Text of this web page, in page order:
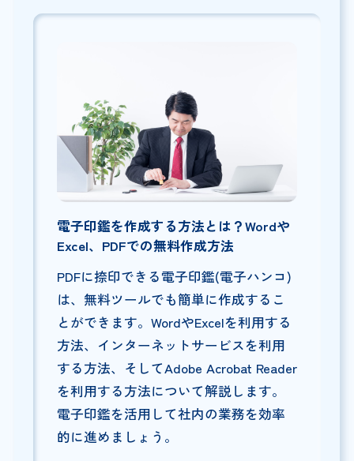
電子印鑑を作成する方法とは？Wordや
Excel、PDFでの無料作成方法
PDFに捺印できる電子印鑑(電子ハンコ)
は、無料ツールでも簡単に作成するこ
とができます。WordやExcelを利用する
方法、インターネットサービスを利用
する方法、そしてAdobe Acrobat Reader
を利用する方法について解説します。
電子印鑑を活用して社内の業務を効率
的に進めましょう。